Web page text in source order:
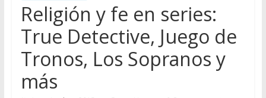
Religión y fe en series:
True Detective, Juego de
Tronos, Los Sopranos y
más